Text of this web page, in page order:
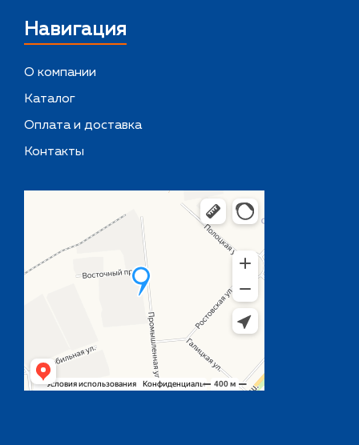
Навигация
О компании
Каталог
Оплата и доставка
Контакты